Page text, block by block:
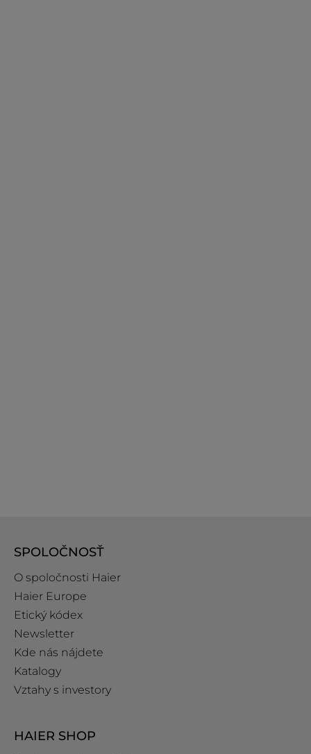
SPOLOČNOSŤ
O spoločnosti Haier
Haier Europe
Etický kódex
Newsletter
Kde nás nájdete
Katalogy
Vztahy s investory
HAIER SHOP